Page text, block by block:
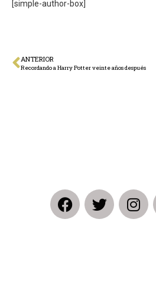
[simple-author-box]
ANTERIOR
Recordando a Harry Potter veinte años después